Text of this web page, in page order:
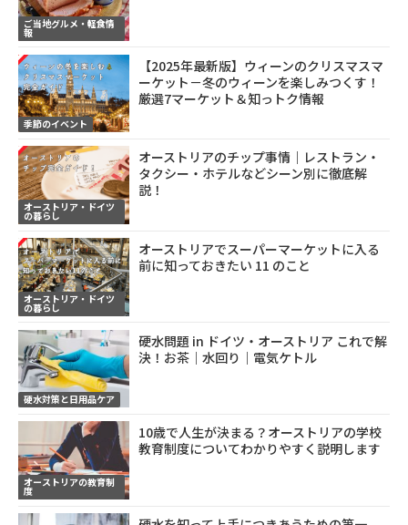
ご当地グルメ・軽食情
報
季節のイベント
【2025年最新版】ウィーンのクリスマスマ
ーケット－冬のウィーンを楽しみつくす！
厳選7マーケット＆知っトク情報
オーストリア・ドイツ
の暮らし
オーストリアのチップ事情｜レストラン・
タクシー・ホテルなどシーン別に徹底解
説！
オーストリア・ドイツ
の暮らし
オーストリアでスーパーマーケットに入る
前に知っておきたい 11 のこと
硬水対策と日用品ケア
硬水問題 in ドイツ・オーストリア これで解
決！お茶｜水回り｜電気ケトル
オーストリアの教育制
度
10歳で人生が決まる？オーストリアの学校
教育制度についてわかりやすく説明します